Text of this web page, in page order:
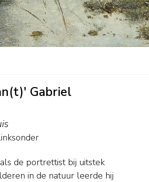
Gabriel
de portrettist bij uitstek
in de natuur leerde hij
vooral het gebied rond
1884 naar Scheveningen